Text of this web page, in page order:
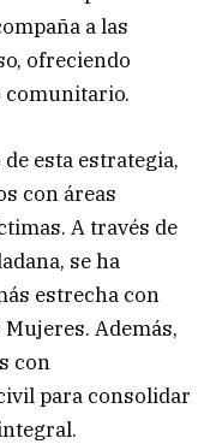
a las
ofreciendo
comunitario.
esta estrategia,
con áreas
A través de
se ha
estrecha con
Además,
con
para consolidar